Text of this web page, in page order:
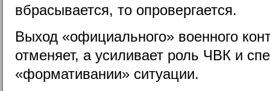
вбрасывается, то опровергается.
Выход «официального» военного
отменяет, а усиливает роль ЧВК и
«формативании» ситуации.